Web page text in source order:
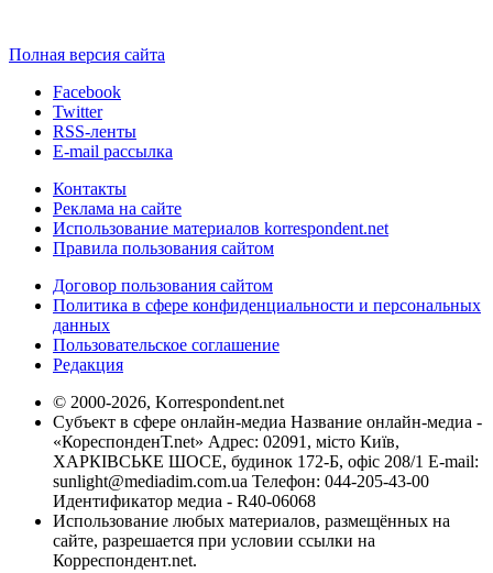
Полная версия сайта
Facebook
Twitter
RSS-ленты
E-mail рассылка
Контакты
Реклама на сайте
Использование материалов korrespondent.net
Правила пользования сайтом
Договор пользования сайтом
Политика в сфере конфиденциальности и персональных
данных
Пользовательское соглашение
Редакция
© 2000-2026, Korrespondent.net
Субъект в сфере онлайн-медиа Название онлайн-медиа -
«КореспонденТ.net» Адрес: 02091, місто Київ,
ХАРКІВСЬКЕ ШОСЕ, будинок 172-Б, офіс 208/1 E-mail:
sunlight@mediadim.com.ua Телефон: 044-205-43-00
Идентификатор медиа - R40-06068
Использование любых материалов, размещённых на
сайте, разрешается при условии ссылки на
Корреспондент.net.